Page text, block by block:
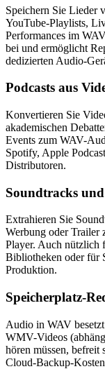
Speichern Sie Lieder
YouTube-Playlists,
Performances im
bei und ermöglicht
dedizierten Audio-
Podcasts aus
Konvertieren Sie
akademischen
Events zum WAV-
Spotify, Apple
Distributoren.
Soundtracks
Extrahieren Sie
Werbung oder Trailer
Player. Auch nützlich
Bibliotheken oder für
Produktion.
Speicherplatz-
Audio in WAV
WMV-Videos
hören müssen,
Cloud-Backup-